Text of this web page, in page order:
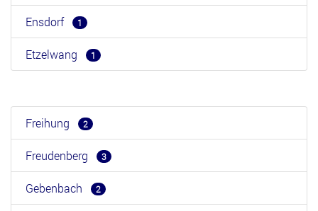
Ensdorf 1
Etzelwang 1
Freihung 2
Freudenberg 3
Gebenbach 2